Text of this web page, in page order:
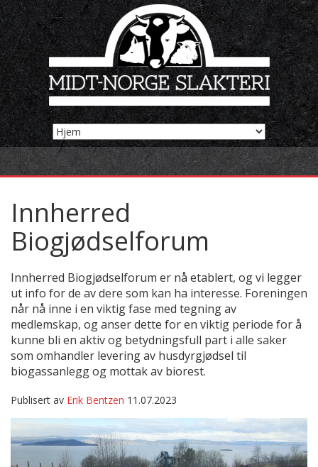
Innherred
Biogjødselforum
Innherred Biogjødselforum er nå etablert, og vi legger
ut info for de av dere som kan ha interesse. Foreningen
når nå inne i en viktig fase med tegning av
medlemskap, og anser dette for en viktig periode for å
kunne bli en aktiv og betydningsfull part i alle saker
som omhandler levering av husdyrgjødsel til
biogassanlegg og mottak av biorest.
Publisert av Erik Bentzen 11.07.2023